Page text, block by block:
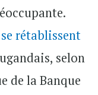
se rétablissent
selon
de la Banque